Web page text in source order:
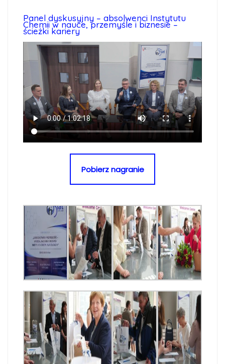
Panel dyskusyjny – absolwenci Instytutu
Chemii w nauce, przemyśle i biznesie –
ścieżki kariery
Pobierz nagranie